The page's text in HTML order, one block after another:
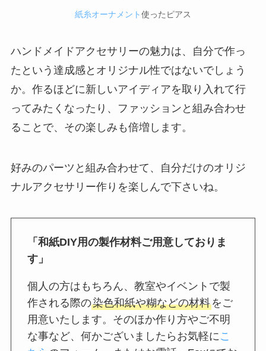
紙糸オーナメント使ったピアス
ハンドメイドアクセサリーの魅力は、自分で作っ
たという達成感とオリジナル性ではないでしょう
か。作るほどに新しいアイディアを取り入れて行
ってみたくなったり、ファッションと組み合わせ
ることで、その楽しみも倍増します。
好みのパーツと組み合わせて、自分だけのオリジ
ナルアクセサリー作りを楽しんで下さいね。
「和紙DIY用の製作材料ご用意しておりま
す」
個人の方はもちろん、教室やイベントで製
作される際の染色和紙や糊などの材料をご
用意いたします。そのほか作り方やご不明
な事など、何かございましたらお気軽にこ